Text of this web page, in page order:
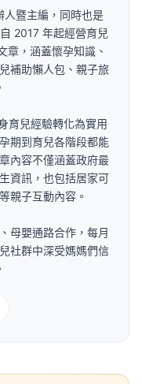
人暨主編，同時也是
2017 年起經營育兒
章，涵蓋懷孕知識、
補助懶人包、親子旅
育兒經驗轉化為實用
期到育兒各階段都能
內容不僅涵蓋政府最
資訊，也包括居家可
親子互動內容。
母嬰通路合作，每月
社群中深受媽媽們信